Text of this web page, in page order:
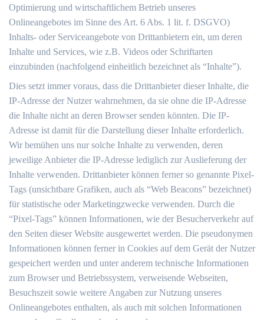
Optimierung und wirtschaftlichem Betrieb unseres
Onlineangebotes im Sinne des Art. 6 Abs. 1 lit. f. DSGVO)
Inhalts- oder Serviceangebote von Drittanbietern ein, um deren
Inhalte und Services, wie z.B. Videos oder Schriftarten
einzubinden (nachfolgend einheitlich bezeichnet als “Inhalte”).
Dies setzt immer voraus, dass die Drittanbieter dieser Inhalte, die
IP-Adresse der Nutzer wahrnehmen, da sie ohne die IP-Adresse
die Inhalte nicht an deren Browser senden könnten. Die IP-
Adresse ist damit für die Darstellung dieser Inhalte erforderlich.
Wir bemühen uns nur solche Inhalte zu verwenden, deren
jeweilige Anbieter die IP-Adresse lediglich zur Auslieferung der
Inhalte verwenden. Drittanbieter können ferner so genannte Pixel-
Tags (unsichtbare Grafiken, auch als “Web Beacons” bezeichnet)
für statistische oder Marketingzwecke verwenden. Durch die
“Pixel-Tags” können Informationen, wie der Besucherverkehr auf
den Seiten dieser Website ausgewertet werden. Die pseudonymen
Informationen können ferner in Cookies auf dem Gerät der Nutzer
gespeichert werden und unter anderem technische Informationen
zum Browser und Betriebssystem, verweisende Webseiten,
Besuchszeit sowie weitere Angaben zur Nutzung unseres
Onlineangebotes enthalten, als auch mit solchen Informationen